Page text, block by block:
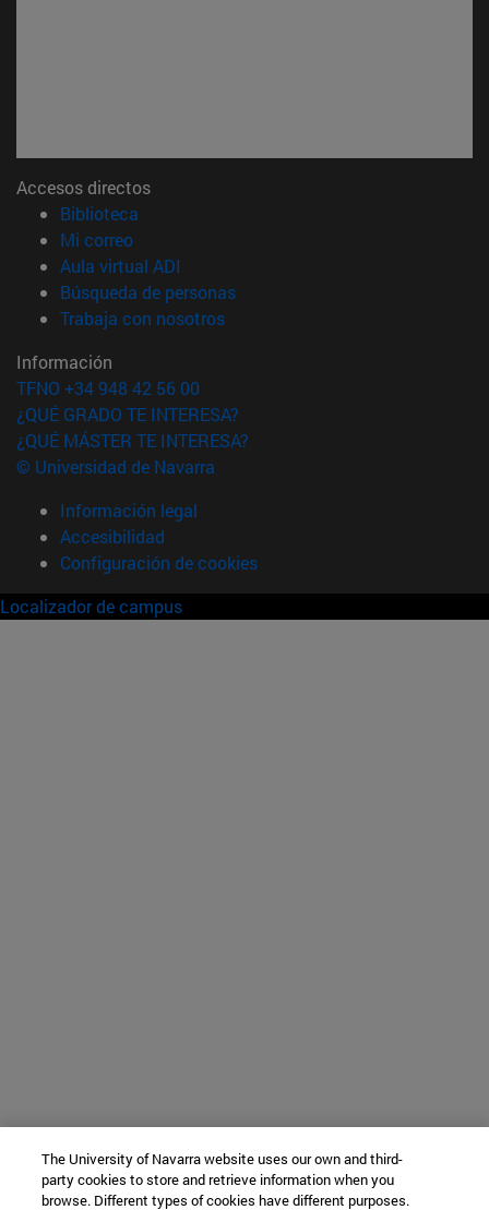
Accesos directos
Biblioteca
Mi correo(abre en nueva ventana)
Aula virtual ADI
Búsqueda de personas(abre en nueva ventana)
Trabaja con nosotros(abre en nueva ventana)
Información
TFNO +34 948 42 56 00
¿QUÉ GRADO TE INTERESA?
¿QUÉ MÁSTER TE INTERESA?
© Universidad de Navarra
Información legal
Accesibilidad
Configuración de cookies
Localizador de campus
The University of Navarra website uses our own and third-
party cookies to store and retrieve information when you
browse. Different types of cookies have different purposes.